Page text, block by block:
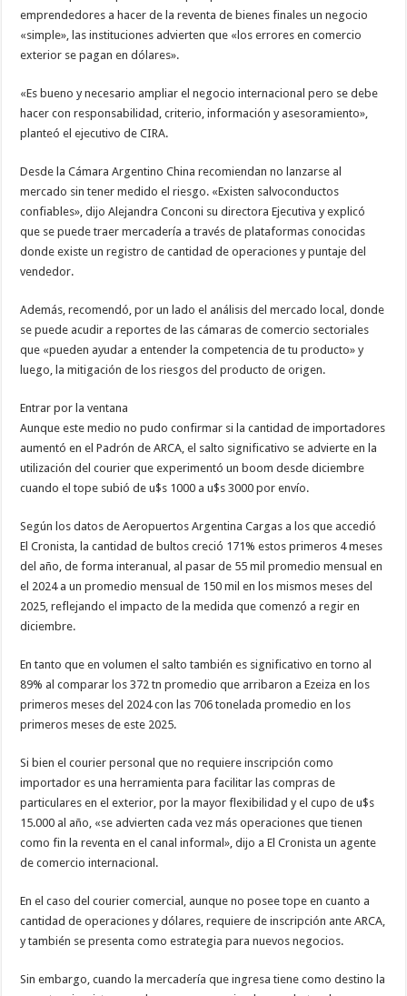
emprendedores a hacer de la reventa de bienes finales un negocio
«simple», las instituciones advierten que «los errores en comercio
exterior se pagan en dólares».
«Es bueno y necesario ampliar el negocio internacional pero se debe
hacer con responsabilidad, criterio, información y asesoramiento»,
planteó el ejecutivo de CIRA.
Desde la Cámara Argentino China recomiendan no lanzarse al
mercado sin tener medido el riesgo. «Existen salvoconductos
confiables», dijo Alejandra Conconi su directora Ejecutiva y explicó
que se puede traer mercadería a través de plataformas conocidas
donde existe un registro de cantidad de operaciones y puntaje del
vendedor.
Además, recomendó, por un lado el análisis del mercado local, donde
se puede acudir a reportes de las cámaras de comercio sectoriales
que «pueden ayudar a entender la competencia de tu producto» y
luego, la mitigación de los riesgos del producto de origen.
Entrar por la ventana
Aunque este medio no pudo confirmar si la cantidad de importadores
aumentó en el Padrón de ARCA, el salto significativo se advierte en la
utilización del courier que experimentó un boom desde diciembre
cuando el tope subió de u$s 1000 a u$s 3000 por envío.
Según los datos de Aeropuertos Argentina Cargas a los que accedió
El Cronista, la cantidad de bultos creció 171% estos primeros 4 meses
del año, de forma interanual, al pasar de 55 mil promedio mensual en
el 2024 a un promedio mensual de 150 mil en los mismos meses del
2025, reflejando el impacto de la medida que comenzó a regir en
diciembre.
En tanto que en volumen el salto también es significativo en torno al
89% al comparar los 372 tn promedio que arribaron a Ezeiza en los
primeros meses del 2024 con las 706 tonelada promedio en los
primeros meses de este 2025.
Si bien el courier personal que no requiere inscripción como
importador es una herramienta para facilitar las compras de
particulares en el exterior, por la mayor flexibilidad y el cupo de u$s
15.000 al año, «se advierten cada vez más operaciones que tienen
como fin la reventa en el canal informal», dijo a El Cronista un agente
de comercio internacional.
En el caso del courier comercial, aunque no posee tope en cuanto a
cantidad de operaciones y dólares, requiere de inscripción ante ARCA,
y también se presenta como estrategia para nuevos negocios.
Sin embargo, cuando la mercadería que ingresa tiene como destino la